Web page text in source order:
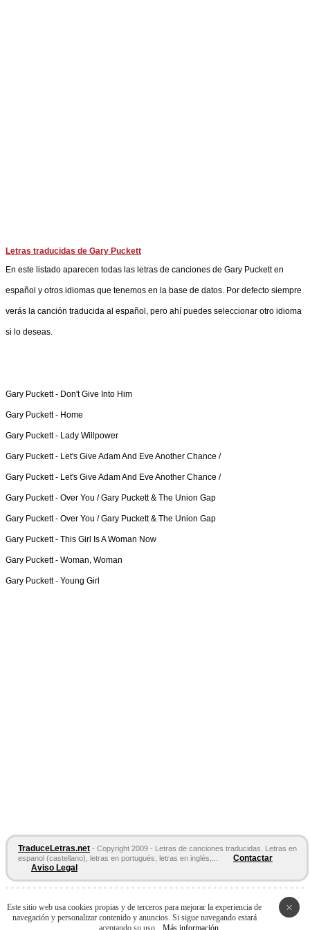
Letras traducidas de Gary Puckett
En este listado aparecen todas las letras de canciones de Gary Puckett en
español y otros idiomas que tenemos en la base de datos. Por defecto siempre
verás la canción traducida al español, pero ahí puedes seleccionar otro idioma
si lo deseas.
Gary Puckett - Don't Give Into Him
Gary Puckett - Home
Gary Puckett - Lady Willpower
Gary Puckett - Let's Give Adam And Eve Another Chance /
Gary Puckett - Let's Give Adam And Eve Another Chance /
Gary Puckett - Over You / Gary Puckett & The Union Gap
Gary Puckett - Over You / Gary Puckett & The Union Gap
Gary Puckett - This Girl Is A Woman Now
Gary Puckett - Woman, Woman
Gary Puckett - Young Girl
TraduceLetras.net - Copyright 2009 - Letras de canciones traducidas. Letras en
espanol (castellano), letras en portugués, letras en inglés,...
Contactar
Aviso Legal
Acordes y
Tablaturas
×
Este sitio web usa cookies propias y de terceros para mejorar la experiencia de
navegación y personalizar contenido y anuncios. Si sigue navegando estará
aceptando su uso.
Más información